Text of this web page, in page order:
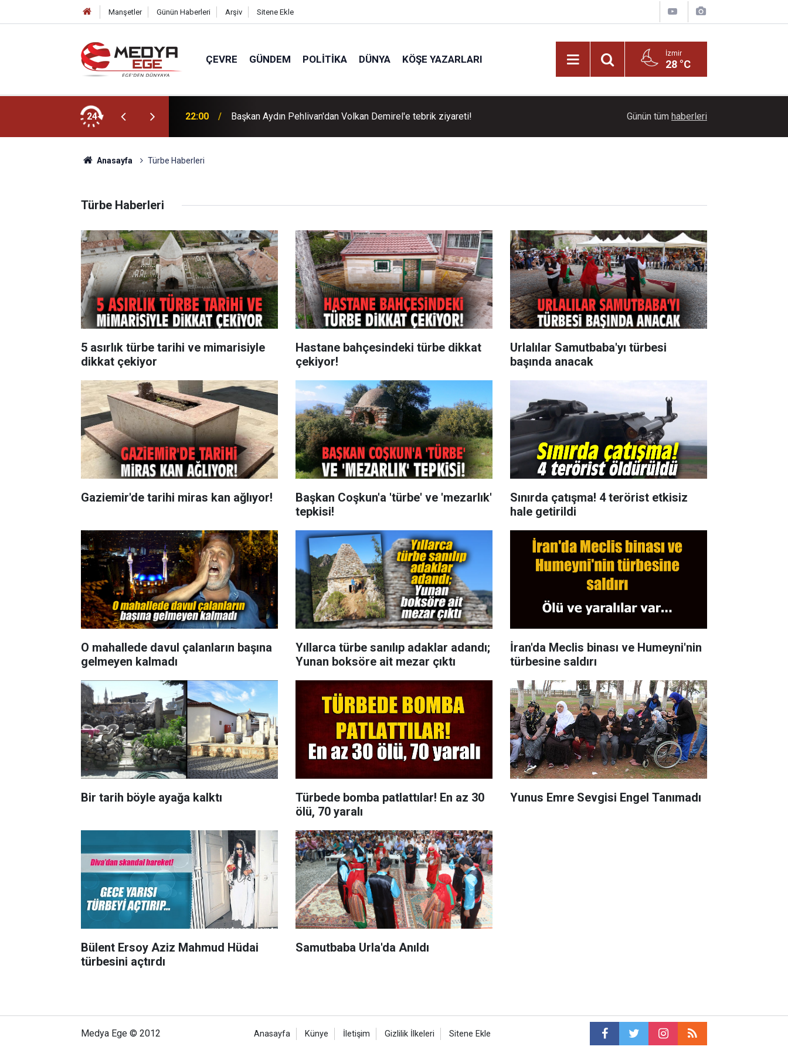
Manşetler Günün Haberleri Arşiv Sitene Ekle
ÇEVRE GÜNDEM POLITIKA DÜNYA KÖŞE YAZARLARI İzmir
28 °C
24 22:00 Başkan Aydın Pehlivan'dan Volkan Demirel'e tebrik ziyareti! Ayçiçeği tarlaları ihtişamıyla görenleri büyüledi!
Günün tüm haberleri
Anasayfa Türbe Haberleri
Türbe Haberleri
5 asırlık türbe tarihi ve mimarisiyle
dikkat çekiyor
Hastane bahçesindeki türbe dikkat
çekiyor!
Urlalılar Samutbaba'yı türbesi
başında anacak
Gaziemir'de tarihi miras kan ağlıyor!
Başkan Coşkun'a 'türbe' ve 'mezarlık'
tepkisi!
Sınırda çatışma! 4 terörist etkisiz
hale getirildi
O mahallede davul çalanların başına
gelmeyen kalmadı
Yıllarca türbe sanılıp adaklar adandı;
Yunan boksöre ait mezar çıktı
İran'da Meclis binası ve Humeyni'nin
türbesine saldırı
Bir tarih böyle ayağa kalktı
Türbede bomba patlattılar! En az 30
ölü, 70 yaralı
Yunus Emre Sevgisi Engel Tanımadı
Bülent Ersoy Aziz Mahmud Hüdai
türbesini açtırdı
Samutbaba Urla'da Anıldı
Medya Ege © 2012 Anasayfa Künye İletişim Gizlilik İlkeleri Sitene Ekle